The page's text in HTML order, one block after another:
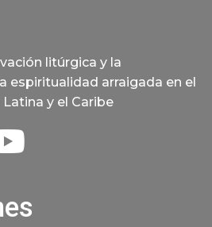
litúrgica y la
espiritualidad arraigada en el
y el Caribe